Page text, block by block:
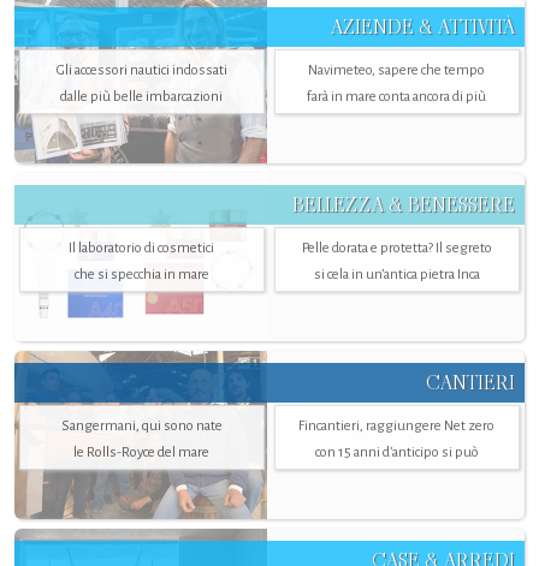
AZIENDE & ATTIVITÀ
Gli accessori nautici indossati
dalle più belle imbarcazioni
Navimeteo, sapere che tempo
farà in mare conta ancora di più
BELLEZZA & BENESSERE
Il laboratorio di cosmetici
che si specchia in mare
Pelle dorata e protetta? Il segreto
si cela in un’antica pietra Inca
CANTIERI
Sangermani, qui sono nate
le Rolls-Royce del mare
Fincantieri, raggiungere Net zero
con 15 anni d'anticipo si può
CASE & ARREDI